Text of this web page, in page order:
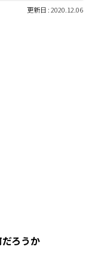
2020.12.06
ろうか